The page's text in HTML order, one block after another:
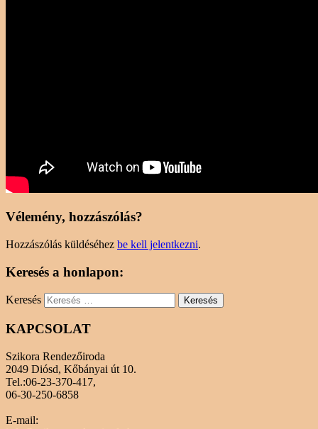
Vélemény, hozzászólás?
Hozzászólás küldéséhez be kell jelentkezni.
Keresés a honlapon:
Keresés
KAPCSOLAT
Szikora Rendezőiroda
2049 Diósd, Kőbányai út 10.
Tel.:06-23-370-417,
06-30-250-6858
E-mail: